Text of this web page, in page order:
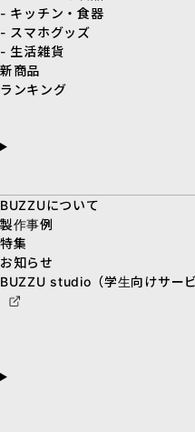
- キッチン・食器
- スマホグッズ
- 生活雑貨
新商品
ランキング
BUZZUについて
製作事例
特集
お知らせ
BUZZU studio（学生向けサービ